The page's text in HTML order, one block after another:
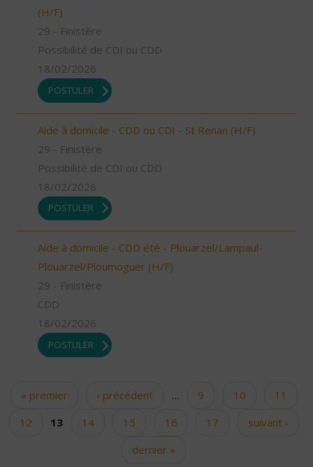
(H/F)
29 - Finistère
Possibilité de CDI ou CDD
18/02/2026
POSTULER
Aide à domicile - CDD ou CDI - St Renan (H/F)
29 - Finistère
Possibilité de CDI ou CDD
18/02/2026
POSTULER
Aide à domicile - CDD été - Plouarzel/Lampaul-
Plouarzel/Ploumoguer (H/F)
29 - Finistère
CDD
18/02/2026
POSTULER
Pages
« premier ‹ précédent … 9 10
11
12
13 14 15 16 17
suivant ›
dernier »